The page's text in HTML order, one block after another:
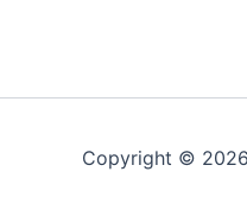
Copyright ©